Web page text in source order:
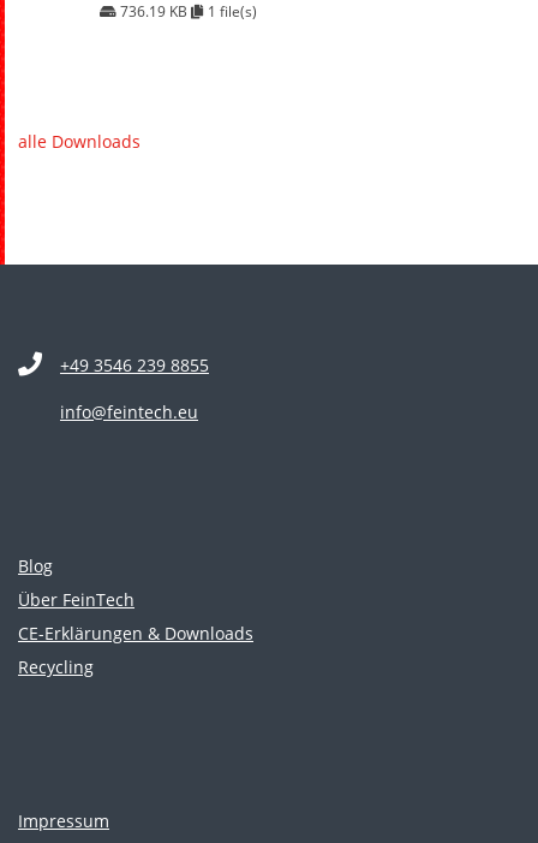
736.19 KB 1 file(s)
alle Downloads
+49 3546 239 8855
info@feintech.eu
Blog
Über FeinTech
CE-Erklärungen & Downloads
Recycling
Impressum